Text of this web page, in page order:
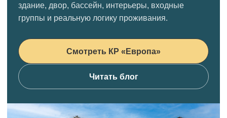
здание, двор, бассейн, интерьеры, входные
группы и реальную логику проживания.
Смотреть КР «Европа»
Читать блог